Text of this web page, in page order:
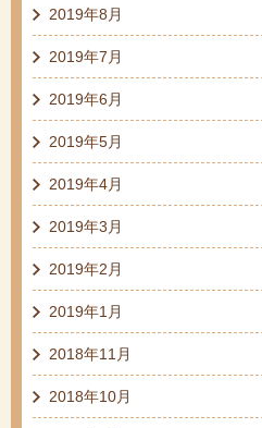
2019年8月
2019年7月
2019年6月
2019年5月
2019年4月
2019年3月
2019年2月
2019年1月
2018年11月
2018年10月